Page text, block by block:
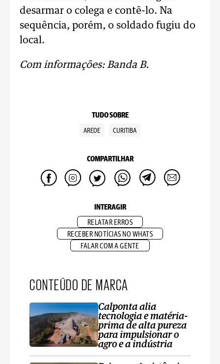
desarmar o colega e contê-lo. Na
sequência, porém, o soldado fugiu do
local.
Com informações: Banda B.
TUDO SOBRE
AREDE CURITIBA
COMPARTILHAR
INTERAGIR
RELATAR ERROS
RECEBER NOTÍCIAS NO WHATS
FALAR COM A GENTE
CONTEÚDO DE MARCA
Calponta alia
tecnologia e matéria-
prima de alta pureza
para impulsionar o
agro e a indústria